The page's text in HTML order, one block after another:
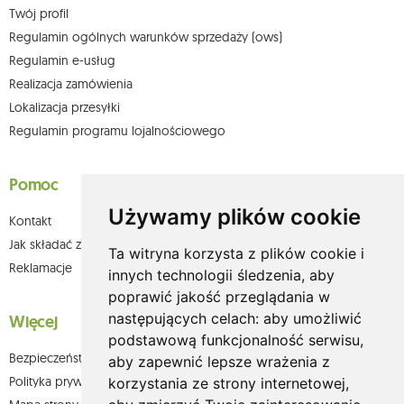
Używamy plików cookie
Ta witryna korzysta z plików cookie i
innych technologii śledzenia, aby
poprawić jakość przeglądania w
następujących celach: aby umożliwić
podstawową funkcjonalność serwisu,
aby zapewnić lepsze wrażenia z
korzystania ze strony internetowej,
Twój profil
Regulamin ogólnych warunków sprzedaży (ows)
Regulamin e-usług
Realizacja zamówienia
Lokalizacja przesyłki
Regulamin programu lojalnościowego
Pomoc
Kontakt
Jak składać zamówienia w sklepie olium.pl?
Reklamacje
Więcej
Bezpieczeństwo płatności
Polityka prywatności